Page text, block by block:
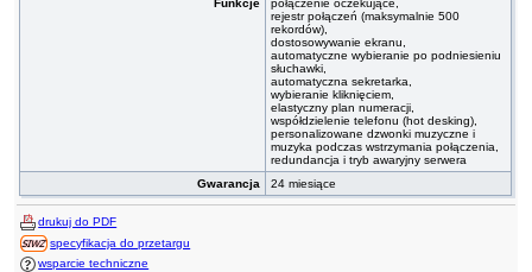
Funkcje
połączenie oczekujące,
rejestr połączeń (maksymalnie 500
rekordów),
dostosowywanie ekranu,
automatyczne wybieranie po podniesieniu
słuchawki,
automatyczna sekretarka,
wybieranie kliknięciem,
elastyczny plan numeracji,
współdzielenie telefonu (hot desking),
personalizowane dzwonki muzyczne i
muzyka podczas wstrzymania połączenia,
redundancja i tryb awaryjny serwera
Gwarancja
24 miesiące
drukuj do PDF
specyfikacja do przetargu
wsparcie techniczne